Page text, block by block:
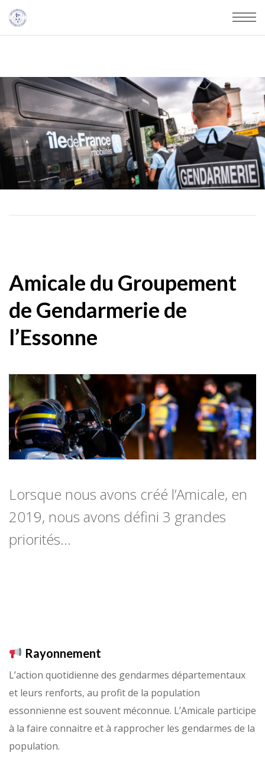
Amicale du Groupement
de Gendarmerie de
l’Essonne
Lorsque nous avons créé l’Amicale, en
2019, nous avons défini 3 grandes
priorités…
Rayonnement
L’action quotidienne des gendarmes départementaux
et leurs renforts, au profit de la population
essonnienne est souvent méconnue. L’Amicale participe
à la faire connaitre et à rapprocher les gendarmes de la
population.